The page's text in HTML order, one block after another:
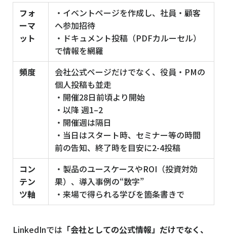
フォ
ーマ
ット
・イベントページを作成し、社員・顧客
へ参加招待
・ドキュメント投稿（PDFカルーセル）
で情報を網羅
頻度
会社公式ページだけでなく、役員・PMの
個人投稿も並走
・開催28日前頃より開始
・以降 週1–2
・開催週は隔日
・当日はスタート時、セミナー等の時間
前の告知、終了時を目安に2-4投稿
コン
テン
ツ軸
・製品のユースケースやROI（投資対効
果）、導入事例の“数字”
・来場で得られる学びを箇条書きで
LinkedInでは 「会社としての公式情報」だけでなく、